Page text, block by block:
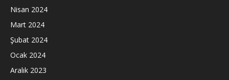
Nisan 2024
Mart 2024
Şubat 2024
Ocak 2024
Aralık 2023